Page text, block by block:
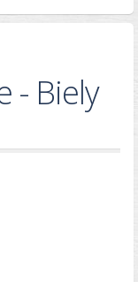
- Biely